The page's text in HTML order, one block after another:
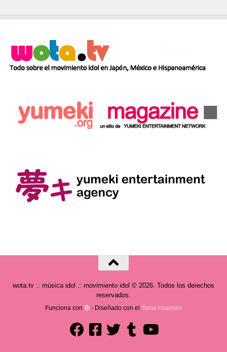
wota.tv :: música idol :: movimiento idol © 2026. Todos los derechos
reservados.
Funciona con - Diseñado con elTema Hueman